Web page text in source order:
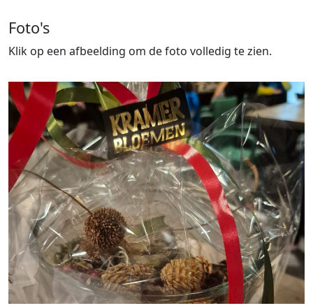
Foto's
Klik op een afbeelding om de foto volledig te zien.